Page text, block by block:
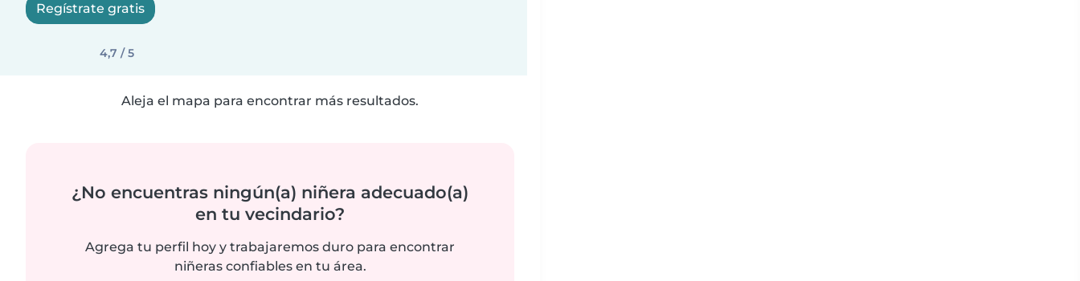
Regístrate gratis
4,7 / 5
Aleja el mapa para encontrar más resultados.
¿No encuentras ningún(a) niñera adecuado(a)
en tu vecindario?
Agrega tu perfil hoy y trabajaremos duro para encontrar
niñeras confiables en tu área.